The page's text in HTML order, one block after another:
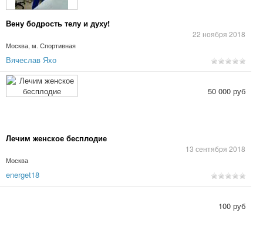
Вену бодрость телу и духу!
22 ноября 2018
Москва, м. Спортивная
Вячеслав Яхо
Лечим женское бесплодие
13 сентября 2018
Москва
50 000 руб
energet18
100 руб